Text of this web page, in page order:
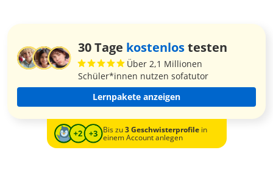
30 Tage kostenlostesten
Über 2,1 Millionen
Schüler*innen nutzen sofatutor
Lernpakete anzeigen
Bis zu3 Geschwisterprofilein
einem Account anlegen